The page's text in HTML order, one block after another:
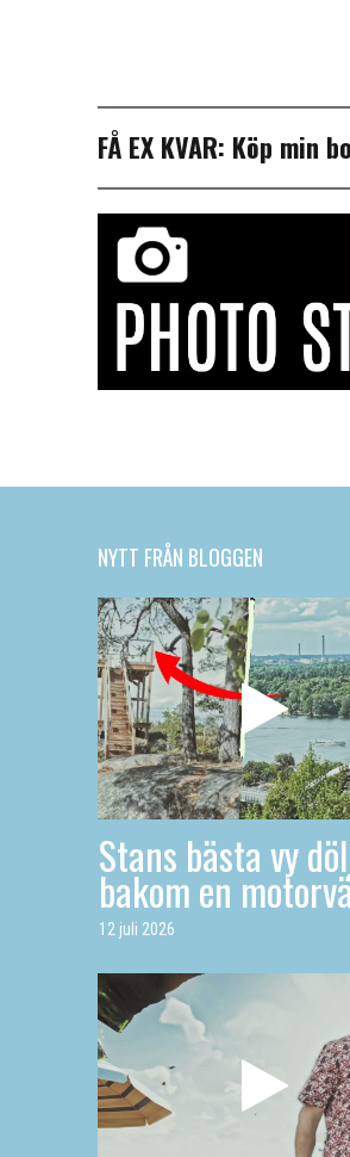
FÅ EX KVAR: Köp min
NYTT FRÅN BLOGGEN
Stans bästa vy
bakom en
12 juli 2026